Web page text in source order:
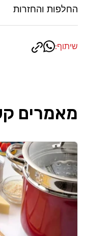
החלפות והחזרות
שיתוף:
מאמרים